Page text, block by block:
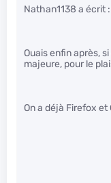
Nathan1138 a écrit :
Ouais enfin après,
majeure, pour le
On a déjà Firefox